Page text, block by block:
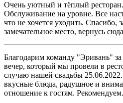
Очень уютный и тёплый ресторан.
Обслуживание на уровне. Все
что не хочется уходить. Спасибо,
замечательное место, вернусь
Благодарим команду "Эривань"
вечер, который мы провели в
случаю нашей свадьбы
вкусные блюда, радушное и
отношение к гостям. Рекомендуем.